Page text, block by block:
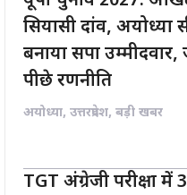
सियासी दांव, अयोध्या
बनाया सपा
पीछे रणनीति
अयोध्या, उत्तरप्रदेश, बड़ी खबर
TGT अंग्रेजी परीक्षा